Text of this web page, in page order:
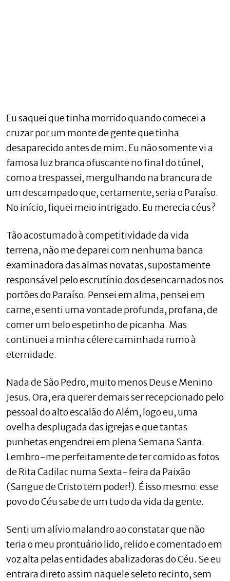
Eu saquei que tinha morrido quando comecei a
cruzar por um monte de gente que tinha
desaparecido antes de mim. Eu não somente vi a
famosa luz branca ofuscante no final do túnel,
como a trespassei, mergulhando na brancura de
um descampado que, certamente, seria o Paraíso.
No início, fiquei meio intrigado. Eu merecia céus?
Tão acostumado à competitividade da vida
terrena, não me deparei com nenhuma banca
examinadora das almas novatas, supostamente
responsável pelo escrutínio dos desencarnados nos
portões do Paraíso. Pensei em alma, pensei em
carne, e senti uma vontade profunda, profana, de
comer um belo espetinho de picanha. Mas
continuei a minha célere caminhada rumo à
eternidade.
Nada de São Pedro, muito menos Deus e Menino
Jesus. Ora, era querer demais ser recepcionado pelo
pessoal do alto escalão do Além, logo eu, uma
ovelha desplugada das igrejas e que tantas
punhetas engendrei em plena Semana Santa.
Lembro-me perfeitamente de ter comido as fotos
de Rita Cadilac numa Sexta-feira da Paixão
(Sangue de Cristo tem poder!). É isso mesmo: esse
povo do Céu sabe de um tudo da vida da gente.
Senti um alívio malandro ao constatar que não
teria o meu prontuário lido, relido e comentado em
voz alta pelas entidades abalizadoras do Céu. Se eu
entrara direto assim naquele seleto recinto, sem